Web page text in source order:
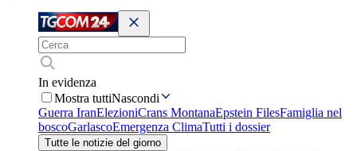
In evidenza
Mostra tuttiNascondi
Guerra IranElezioniCrans MontanaEpstein FilesFamiglia nel
boscoGarlascoEmergenza ClimaTutti i dossier
Tutte le notizie del giorno